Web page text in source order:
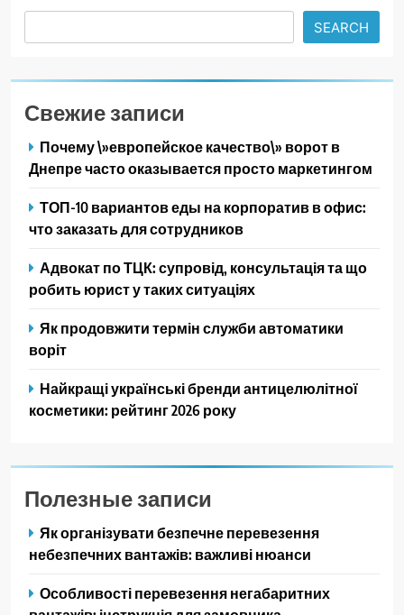
SEARCH
Свежие записи
Почему \»европейское качество\» ворот в
Днепре часто оказывается просто маркетингом
ТОП-10 вариантов еды на корпоратив в офис:
что заказать для сотрудников
Адвокат по ТЦК: супровід, консультація та що
робить юрист у таких ситуаціях
Як продовжити термін служби автоматики
воріт
Найкращі українські бренди антицелюлітної
косметики: рейтинг 2026 року
Полезные записи
Як організувати безпечне перевезення
небезпечних вантажів: важливі нюанси
Особливості перевезення негабаритних